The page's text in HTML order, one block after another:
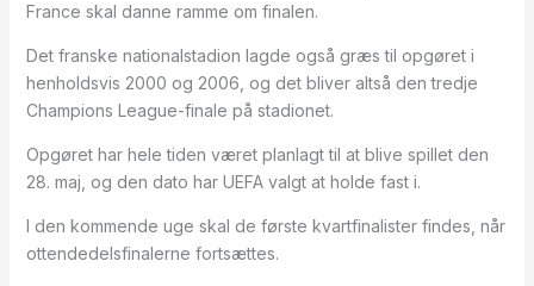
France skal danne ramme om finalen.
Det franske nationalstadion lagde også græs til opgøret i
henholdsvis 2000 og 2006, og det bliver altså den tredje
Champions League-finale på stadionet.
Opgøret har hele tiden været planlagt til at blive spillet den
28. maj, og den dato har UEFA valgt at holde fast i.
I den kommende uge skal de første kvartfinalister findes, når
ottendedelsfinalerne fortsættes.